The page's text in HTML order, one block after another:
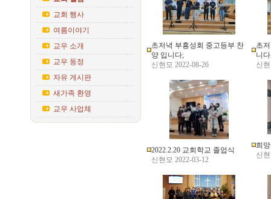
교회 행사
여름이야기
교우 소개
교우 동정
자유 게시판
새가족 환영
교우 사업체
초저녁 부흥성회 중고등부 찬
양 입니다;
신현모 2022-08-26
초
니
신
2022.2.20 교회학교 졸업식
신현모 2022-03-12
희
신